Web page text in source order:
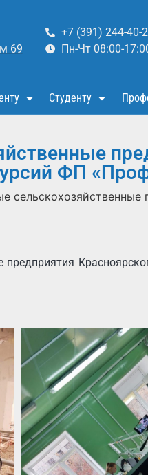
69
+7 (391) 244-40-
Пн-Чт 08:00-
Студенту
ФП